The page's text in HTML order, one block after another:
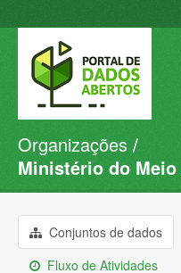
Conjuntos de dados
Organizações
Sobre
Organizações
Ministério do
Conjuntos de dados
Fluxo de Atividades